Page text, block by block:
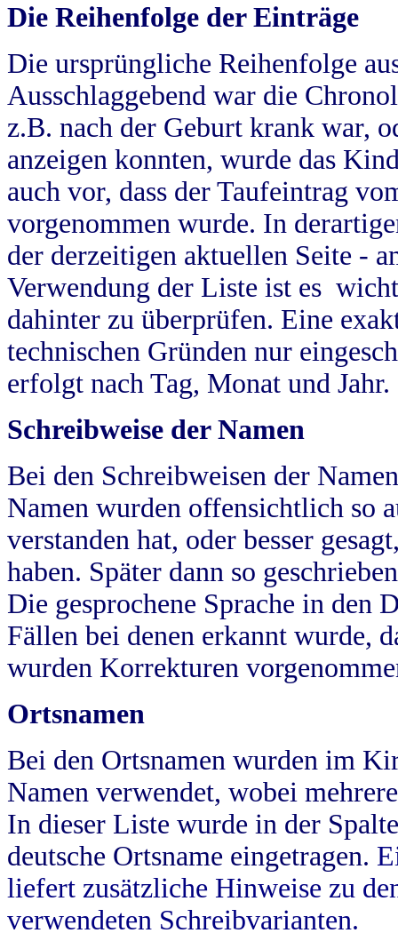
Die Reihenfolge der Einträge
Die ursprüngliche Reihenfolge
Ausschlaggebend war die
z.B. nach der Geburt krank war,
anzeigen konnten, wurde das
auch vor, dass der Taufeintrag
vorgenommen wurde. In
der derzeitigen aktuellen Seite -
Verwendung der Liste ist es
dahinter zu überprüfen. Eine
technischen Gründen nur
erfolgt nach Tag, Monat und Jahr.
Schreibweise der Namen
Bei den Schreibweisen der
Namen wurden offensichtlich so
verstanden hat, oder besser
haben. Später dann so
Die gesprochene Sprache in
Fällen bei denen erkannt wurde,
wurden Korrekturen
Ortsnamen
Bei den Ortsnamen wurden im
Namen verwendet, wobei
In dieser Liste wurde in der
deutsche Ortsname eingetragen.
liefert zusätzliche Hinweise zu
verwendeten Schreibvarianten.